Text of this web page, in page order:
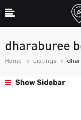
dharaburee
Home Listings
Show Sidebar